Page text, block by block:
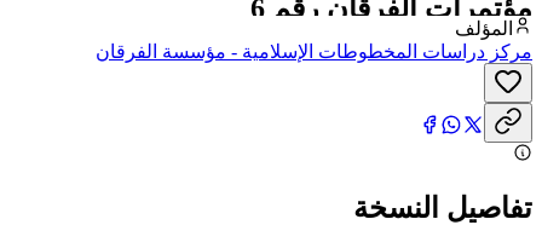
مؤتمرات الفرقان رقم 6
المؤلف
مركز دراسات المخطوطات الإسلامية - مؤسسة الفرقان
تفاصيل النسخة